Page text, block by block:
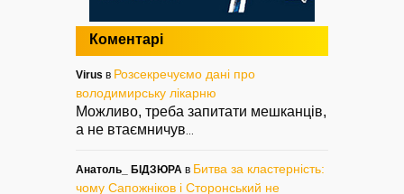
Коментарі
Virus в Розсекречуємо дані про
володимирську лікарню
Можливо, треба запитати мешканців,
а не втаємничув
Анатоль_ БІДЗЮРА в Битва за кластерність:
чому Сапожніков і Сторонський не